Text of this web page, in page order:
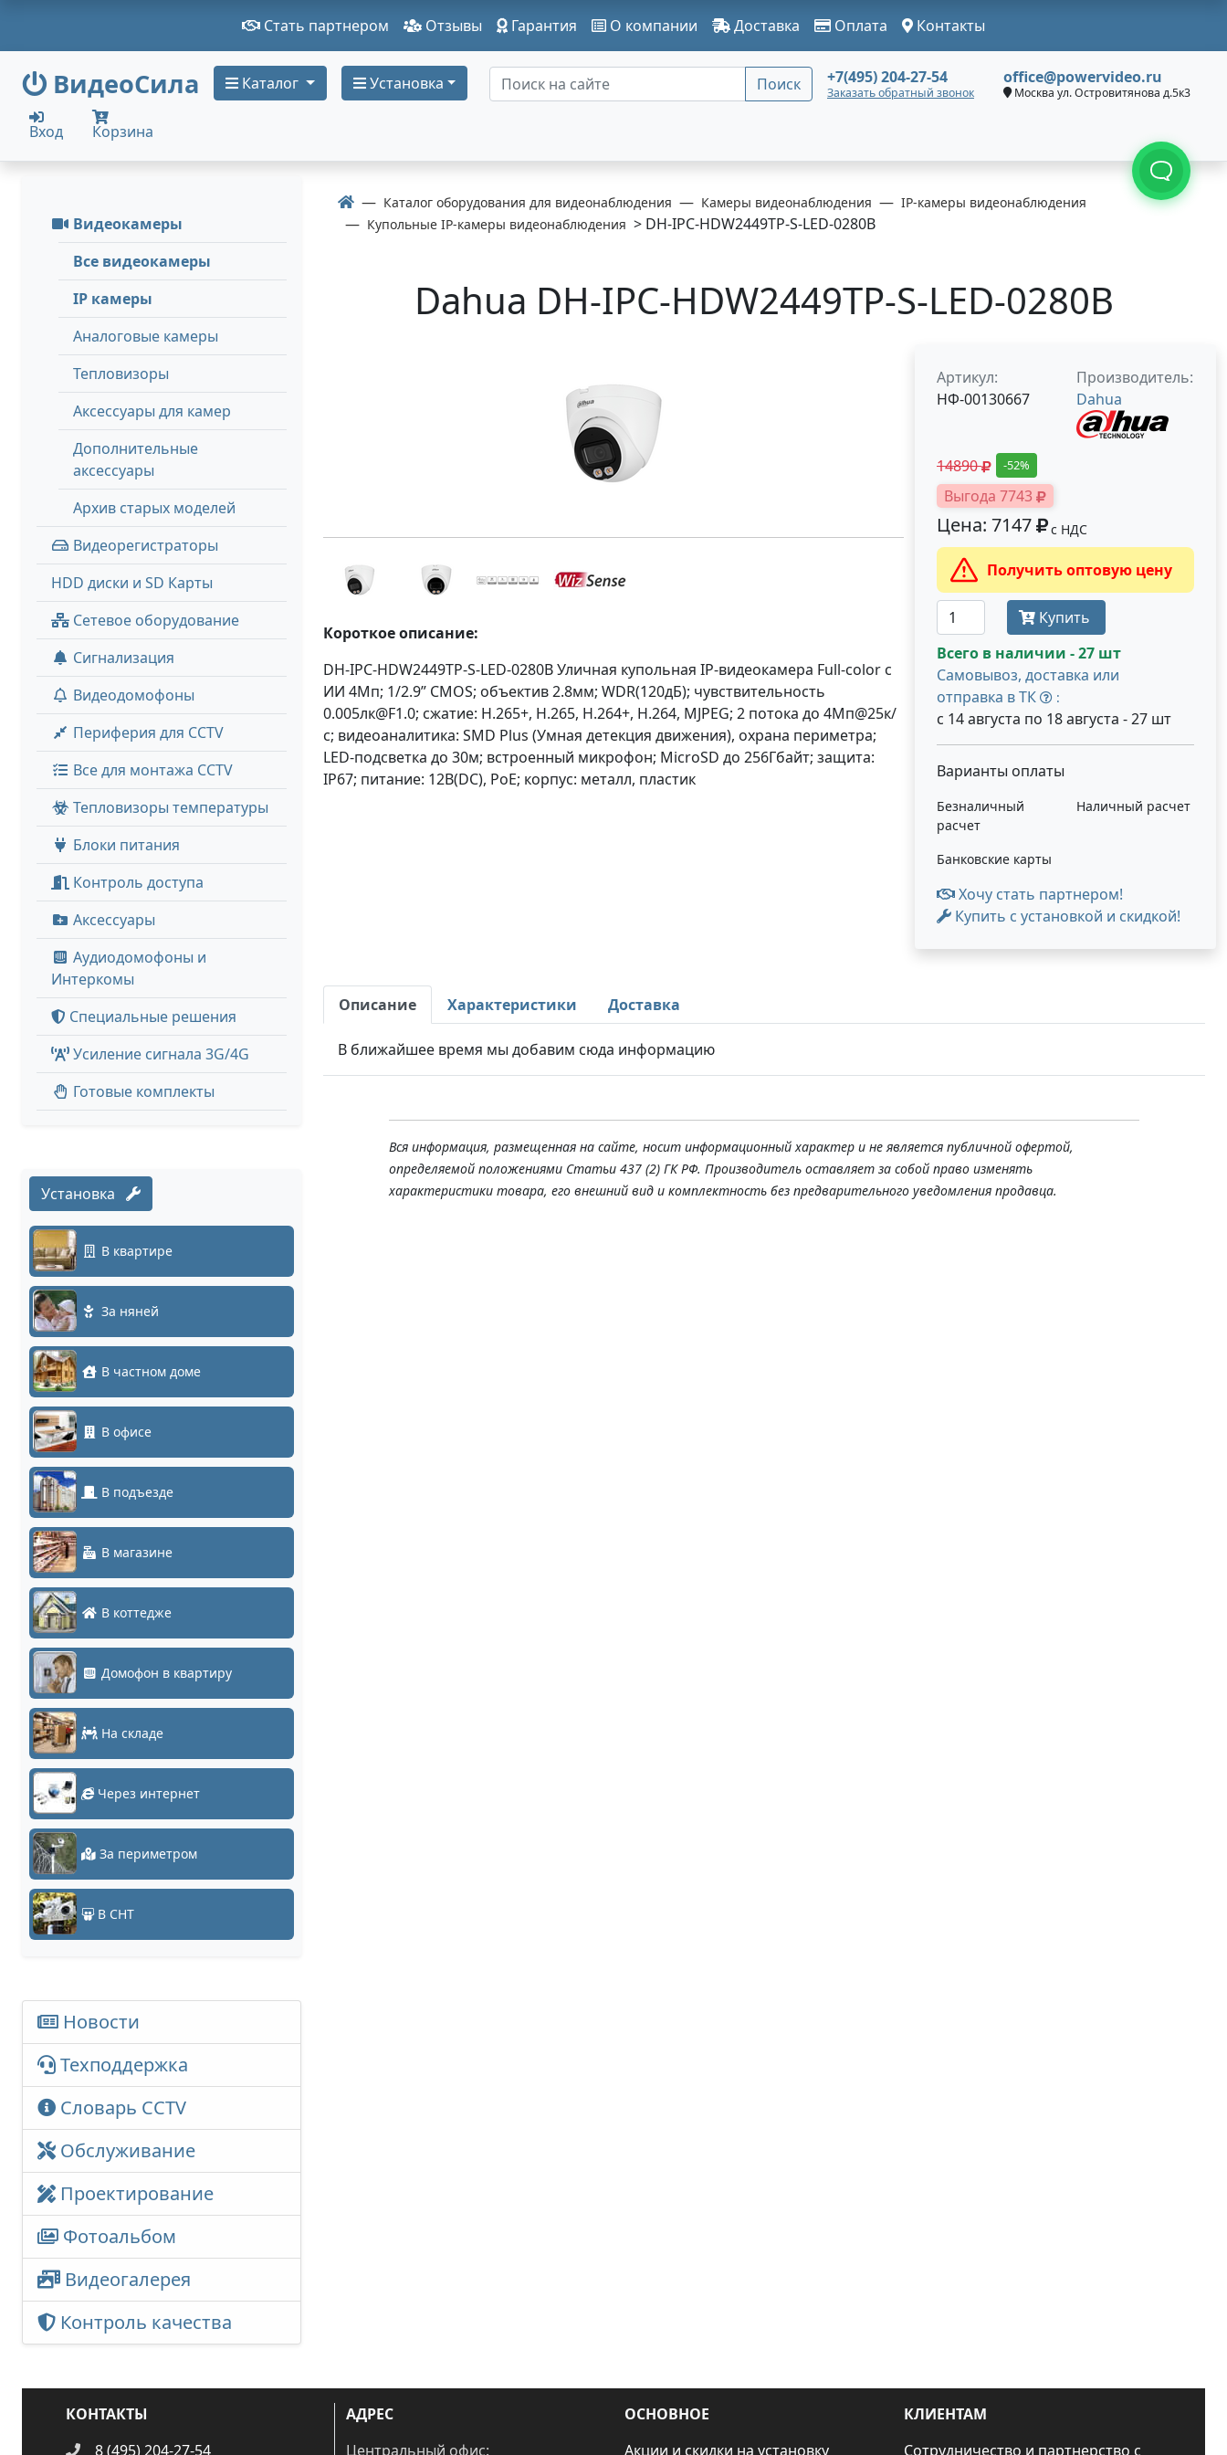
Стать партнером Отзывы Гарантия О компании Доставка Оплата Контакты
ВидеоСила Каталог Установка Поиск +7(495) 204-27-54
Заказать обратный звонок
office@powervideo.ru
Москва ул. Островитянова д.5к3
Вход Корзина
Видеокамеры
Все видеокамеры
IP камеры
Аналоговые камеры
Тепловизоры
Аксессуары для камер
Дополнительные
аксессуары
Архив старых моделей
Видеорегистраторы
HDD диски и SD Карты
Сетевое оборудование
Сигнализация
Видеодомофоны
Периферия для CCTV
Все для монтажа CCTV
Тепловизоры температуры
Блоки питания
Контроль доступа
Аксессуары
Аудиодомофоны и
Интеркомы
Специальные решения
Усиление сигнала 3G/4G
Готовые комплекты
Установка
В квартире
За няней
В частном доме
В офисе
В подъезде
В магазине
В коттедже
Домофон в квартиру
На складе
Через интернет
За периметром
В СНТ
Новости
Техподдержка
Словарь CCTV
Обслуживание
Проектирование
Фотоальбом
Видеогалерея
Контроль качества
Каталог оборудования для видеонаблюдения Камеры видеонаблюдения
IP-камеры видеонаблюдения
Купольные IP-камеры видеонаблюдения > DH-IPC-HDW2449TP-S-LED-0280B
Dahua DH-IPC-HDW2449TP-S-LED-0280B
Короткое описание:
DH-IPC-HDW2449TP-S-LED-0280B Уличная купольная IP-видеокамера Full-color с
ИИ 4Мп; 1/2.9” CMOS; объектив 2.8мм; WDR(120дБ); чувствительность
0.005лк@F1.0; сжатие: H.265+, H.265, H.264+, H.264, MJPEG; 2 потока до 4Мп@25к/
с; видеоаналитика: SMD Plus (Умная детекция движения), охрана периметра;
LED-подсветка до 30м; встроенный микрофон; MicroSD до 256Гбайт; защита:
IP67; питание: 12В(DC), PoE; корпус: металл, пластик
Артикул:
НФ-00130667
Производитель:
Dahua
14890 -52%
Выгода 7743
Цена: 7147 с НДС
Получить оптовую цену
Купить
Всего в наличии - 27 шт
Самовывоз, доставка или
отправка в ТК
:
с 14 августа по 18 августа - 27 шт
Варианты оплаты
Безналичный
расчет
Наличный расчет
Банковские карты
Хочу стать партнером!
Купить с установкой и скидкой!
Описание Характеристики Доставка
В ближайшее время мы добавим сюда информацию
Вся информация, размещенная на сайте, носит информационный характер и не является публичной офертой,
определяемой положениями Статьи 437 (2) ГК РФ. Производитель оставляет за собой право изменять
характеристики товара, его внешний вид и комплектность без предварительного уведомления продавца.
КОНТАКТЫ
8 (495) 204-27-54
АДРЕС
Центральный офис:
ОСНОВНОЕ
Акции и скидки на установку
КЛИЕНТАМ
Сотрудничество и партнерство с